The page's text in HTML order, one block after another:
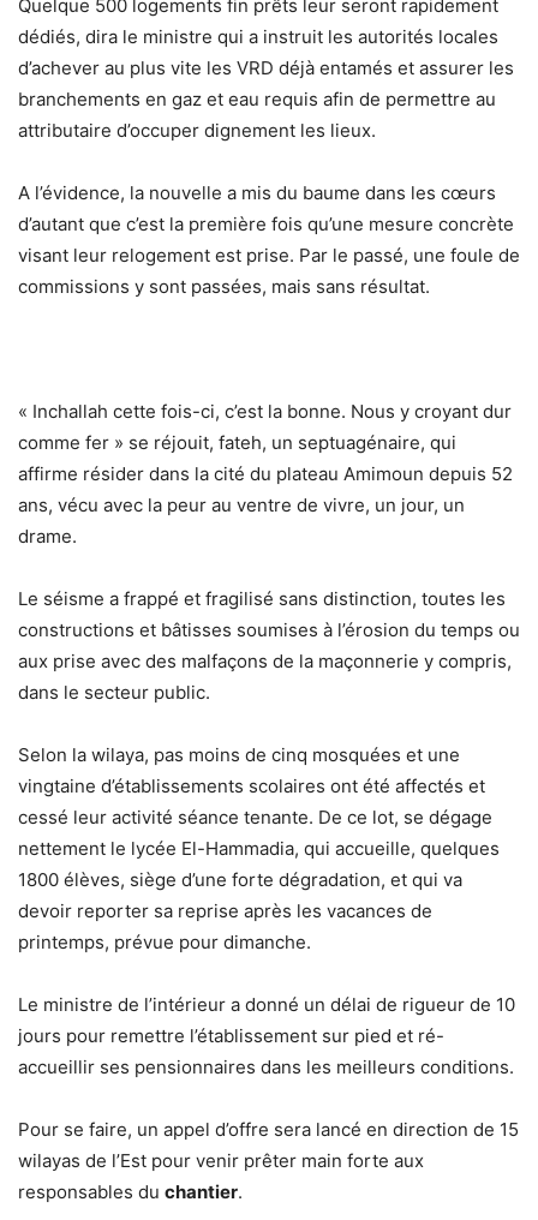
Quelque 500 logements fin prêts leur seront rapidement
dédiés, dira le ministre qui a instruit les autorités locales
d’achever au plus vite les VRD déjà entamés et assurer les
branchements en gaz et eau requis afin de permettre au
attributaire d’occuper dignement les lieux.
A l’évidence, la nouvelle a mis du baume dans les cœurs
d’autant que c’est la première fois qu’une mesure concrète
visant leur relogement est prise. Par le passé, une foule de
commissions y sont passées, mais sans résultat.
« Inchallah cette fois-ci, c’est la bonne. Nous y croyant dur
comme fer » se réjouit, fateh, un septuagénaire, qui
affirme résider dans la cité du plateau Amimoun depuis 52
ans, vécu avec la peur au ventre de vivre, un jour, un
drame.
Le séisme a frappé et fragilisé sans distinction, toutes les
constructions et bâtisses soumises à l’érosion du temps ou
aux prise avec des malfaçons de la maçonnerie y compris,
dans le secteur public.
Selon la wilaya, pas moins de cinq mosquées et une
vingtaine d’établissements scolaires ont été affectés et
cessé leur activité séance tenante. De ce lot, se dégage
nettement le lycée El-Hammadia, qui accueille, quelques
1800 élèves, siège d’une forte dégradation, et qui va
devoir reporter sa reprise après les vacances de
printemps, prévue pour dimanche.
Le ministre de l’intérieur a donné un délai de rigueur de 10
jours pour remettre l’établissement sur pied et ré-
accueillir ses pensionnaires dans les meilleurs conditions.
Pour se faire, un appel d’offre sera lancé en direction de 15
wilayas de l’Est pour venir prêter main forte aux
responsables du chantier.